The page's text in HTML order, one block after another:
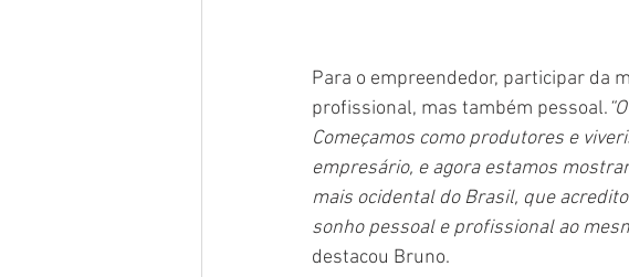
Para o empreendedor, participar da
profissional, mas também pessoal.
Começamos como produtores e
empresário, e agora estamos
mais ocidental do Brasil, que
sonho pessoal e profissional ao
destacou Bruno.